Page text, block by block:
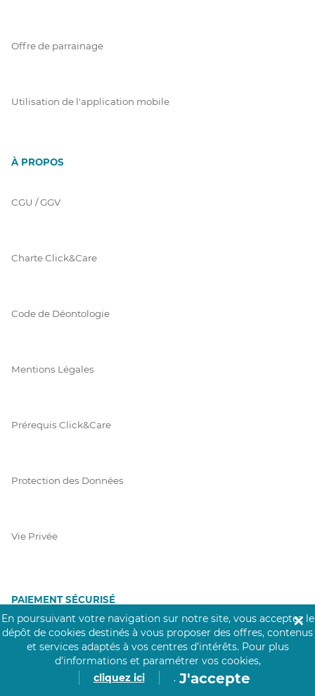
Offre de parrainage
Utilisation de l'application mobile
À PROPOS
CGU / GGV
Charte Click&Care
Code de Déontologie
Mentions Légales
Prérequis Click&Care
Protection des Données
Vie Privée
PAIEMENT SÉCURISÉ
La collecte de vos informations de carte bancaire est cryptée
et assurée par Mangopay, société dûment agréée auprès de la
Banque de France.
En poursuivant votre navigation sur notre site, vous acceptez le
dépôt de cookies destinés à vous proposer des offres, contenus
et services adaptés à vos centres d’intérêts. Pour plus
d’informations et paramétrer vos cookies,
cliquez ici
. J'accepte
✕